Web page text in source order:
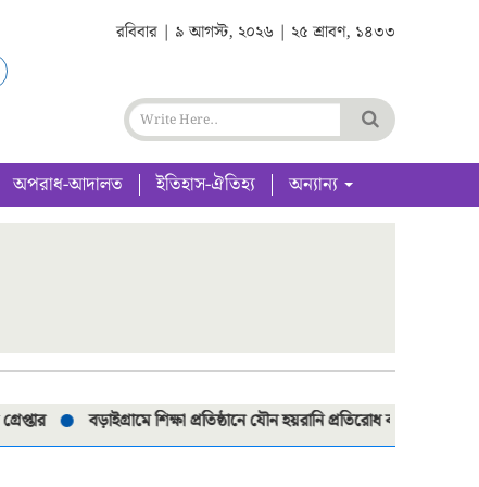
রবিবার | ৯ আগস্ট, ২০২৬ | ২৫ শ্রাবণ, ১৪৩৩
অপরাধ-আদালত ইতিহাস-ঐতিহ্য অন্যান্য
বড়াইগ্রামে শিক্ষা প্রতিষ্ঠানে যৌন হয়রানি প্রতিরোধ কমিটি পুনর্গঠনে